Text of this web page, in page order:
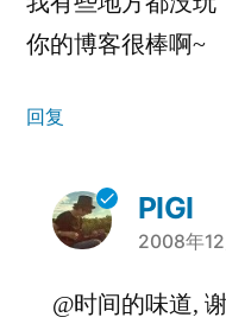
你的博客很棒啊~
回复
PIGI
说：
2008年
@时间的味道,